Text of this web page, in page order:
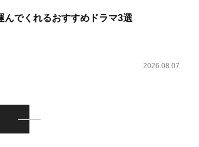
でくれるおすすめドラマ3選
2026.08.07